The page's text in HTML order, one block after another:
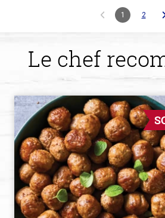
1 2
Le chef